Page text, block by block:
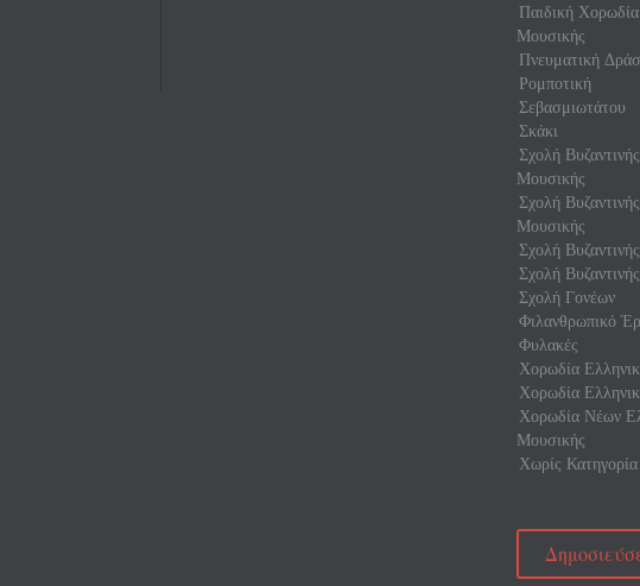
Παιδική
Μουσικής
Πνευματική
Ρομποτική
Σεβασμιωτάτου
Σκάκι
Σχολή
Μουσικής
Σχολή
Μουσικής
Σχολή
Σχολή
Σχολή Γονέων
Φιλανθρωπικό
Φυλακές
Χορωδία
Χορωδία
Χορωδία Νέων
Μουσικής
Χωρίς Κατηγορία